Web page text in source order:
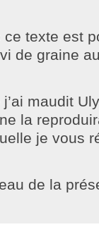
texte est
de graine
maudit
la
je vous
de la